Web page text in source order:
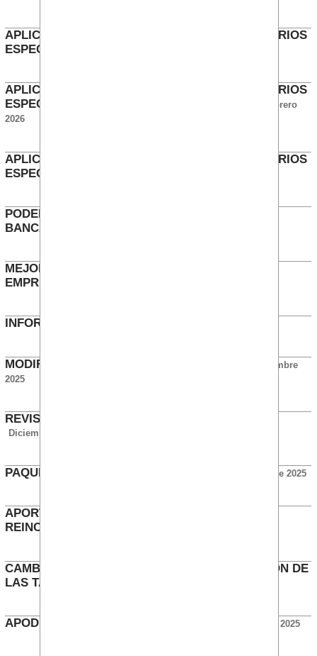
APLICACIÓN ACUERDO JORNADA A LOS HORARIOS
ESPECIALES 5900
APLICACIÓN ACUERDO JORNADA A LOS HORARIOS
ESPECIALES DE MERCADOS FINANCIEROS
Febrero
2026
APLICACIÓN ACUERDO JORNADA A LOS HORARIOS
ESPECIALES 0942, 7007 Y 8700
PODERES ASIGNADOS CON NIVEL ERRÓNEO
BANCA
MEJORA APORTACIÓN PLAN DE PENSIONES
EMPRESARIAL
INFORMACIÓN TRASLADOS
MODIFICACIÓN JORNADA BANKINTER SA
Diciembre
2025
REVISIÓN HORARIO ESPECIAL DE NAVIDAD
Diciembre 2025
PAQUETE BENEFICIOS PREJUBILADOS Diciembre 2025
APORTACIÓN AL PPSE ERRÓNEA A
REINCORPORACIONES
CAMBIO EN LAS CONDICIONES DE LIQUIDACION DE
LAS TARJETAS VISA
APODERADO SIN PODERES Y SIN NIVEL 8 Julio 2025